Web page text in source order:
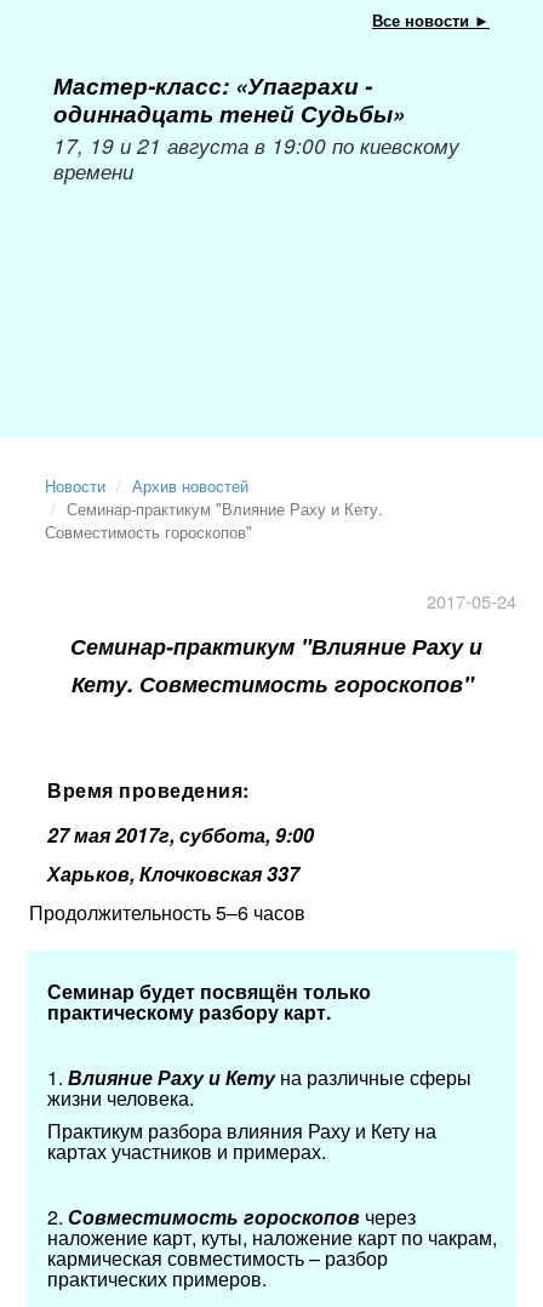
Все новости ►
Мастер-класс: «Упаграхи -
одиннадцать теней Судьбы»
17, 19 и 21 августа в 19:00 по киевскому
времени
Новости
Архив новостей
Семинар-практикум "Влияние Раху и Кету.
Совместимость гороскопов"
2017-05-24
Семинар-практикум "Влияние Раху и
Кету. Совместимость гороскопов"
Время проведения:
27 мая 2017г, суббота, 9:00
Харьков, Клочковская 337
Продолжительность 5–6 часов
Семинар будет посвящён только
практическому разбору карт.
1.Влияние Раху и Кетуна различные сферы
жизни человека.
Практикум разбора влияния Раху и Кету на
картах участников и примерах.
2.Совместимость гороскопов через
наложение карт, куты, наложение карт по чакрам,
кармическая совместимость – разбор
практических примеров.